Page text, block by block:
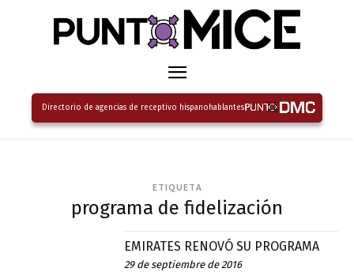
Directorio de agencias de receptivo hispanohablantes
ETIQUETA
programa de fidelización
EMIRATES RENOVÓ SU PROGRAMA
29 de septiembre de 2016